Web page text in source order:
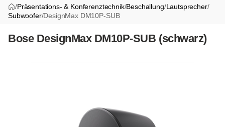
/Präsentations- & Konferenztechnik/Beschallung/Lautsprecher/
Subwoofer/DesignMax DM10P-SUB
Bose DesignMax DM10P-SUB (schwarz)